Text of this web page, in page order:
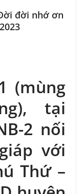
đời nhớ ơn
(mùng
tại
2 nối
với
Thứ –